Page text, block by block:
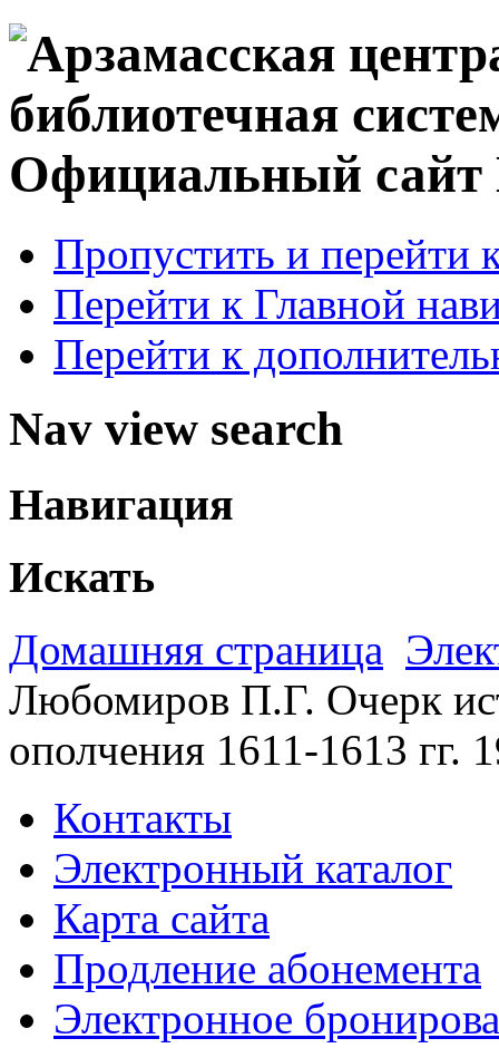
Официальный
Пропустить и перейти
Перейти к Главной
Перейти к
Nav view search
Навигация
Искать
Домашняя страница
Любомиров П.Г. Очерк
ополчения 1611-1613 гг.
Контакты
Электронный каталог
Карта сайта
Продление абонемента
Электронное